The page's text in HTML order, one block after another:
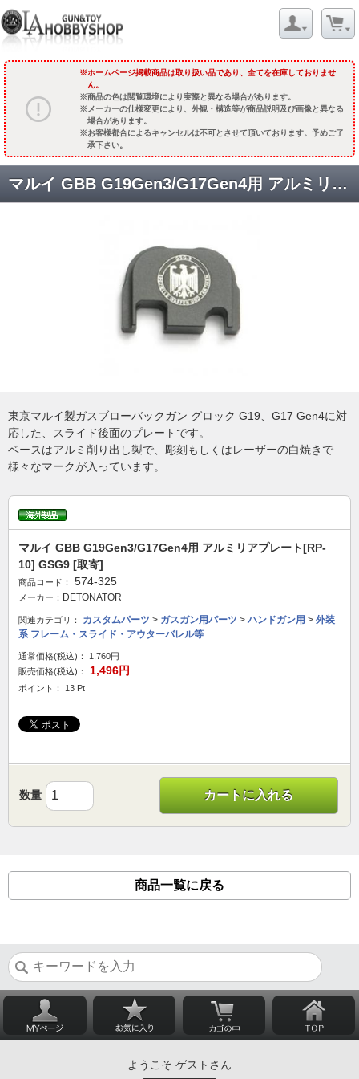
ホームページ掲載商品は取り扱い品であり、全てを在庫しておりませ
ん。
商品の色は閲覧環境により実際と異なる場合があります。
メーカーの仕様変更により、外観・構造等が商品説明及び画像と異なる
場合があります。
お客様都合によるキャンセルは不可とさせて頂いております。予めご了
承下さい。
マルイ GBB G19Gen3/G17Gen4用 アルミリアプレート[RP-10] GSG9 [取寄]
東京マルイ製ガスブローバックガン グロック G19、G17 Gen4に対
応した、スライド後面のプレートです。
ベースはアルミ削り出し製で、彫刻もしくはレーザーの白焼きで
様々なマークが入っています。
マルイ GBB G19Gen3/G17Gen4用 アルミリアプレート[RP-
10] GSG9 [取寄]
商品コード： 574-325
メーカー： DETONATOR
関連カテゴリ： カスタムパーツ > ガスガン用パーツ > ハンドガン用 > 外装
系 フレーム・スライド・アウターバレル等
通常価格(税込)：
1,760円
販売価格(税込)：
1,496円
ポイント： 13 Pt
数量 カートに入れる
商品一覧に戻る
ようこそ ゲストさん